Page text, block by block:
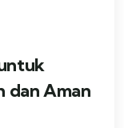
dan Aman